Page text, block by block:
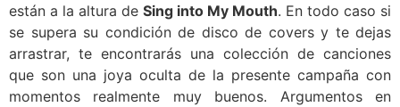
están a la altura de Sing into My Mouth. En todo caso si
se supera su condición de disco de covers y te dejas
arrastrar, te encontrarás una colección de canciones
que son una joya oculta de la presente campaña con
momentos realmente muy buenos. Argumentos en